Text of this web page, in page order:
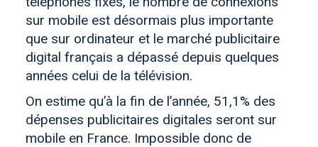
sur mobile est désormais plus importante
que sur ordinateur et le marché publicitaire
digital français a dépassé depuis quelques
années celui de la télévision.
On estime qu’à la fin de l’année, 51,1% des
dépenses publicitaires digitales seront sur
mobile en France. Impossible donc de